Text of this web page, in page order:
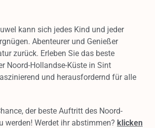
kann sich jedes Kind und jeder
Abenteurer und Genießer
zurück. Erleben Sie das beste
Noord-Hollandse-Küste in Sint
und herausfordernd für alle
der beste Auftritt des Noord-
werden! Werdet ihr abstimmen? klicken